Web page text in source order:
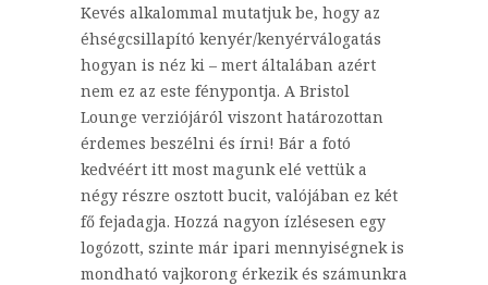
Kevés alkalommal mutatjuk be, hogy az
éhségcsillapító kenyér/kenyérválogatás
hogyan is néz ki – mert általában azért
nem ez az este fénypontja. A Bristol
Lounge verziójáról viszont határozottan
érdemes beszélni és írni! Bár a fotó
kedvéért itt most magunk elé vettük a
négy részre osztott bucit, valójában ez két
fő fejadagja. Hozzá nagyon ízlésesen egy
logózott, szinte már ipari mennyiségnek is
mondható vajkorong érkezik és számunkra